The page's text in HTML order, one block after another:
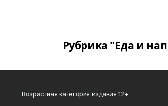
Рубрика "Еда и
Возрастная категория издания 12+